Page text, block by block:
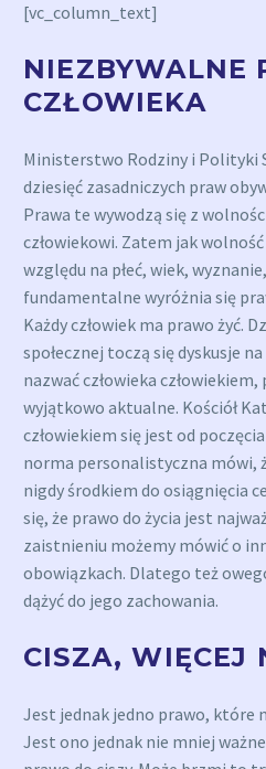
[vc_column_text]
NIEZBYWALNE
CZŁOWIEKA
Ministerstwo Rodziny i Polityki
dziesięć zasadniczych praw
Prawa te wywodzą się z
człowiekowi. Zatem jak
względu na płeć, wiek,
fundamentalne wyróżnia się
Każdy człowiek ma prawo żyć.
społecznej toczą się dyskusje
nazwać człowieka
wyjątkowo aktualne. Kościół
człowiekiem się jest od
norma personalistyczna mówi,
nigdy środkiem do osiągnięcia
się, że prawo do życia jest
zaistnieniu możemy mówić o
obowiązkach. Dlatego też
dążyć do jego zachowania.
CISZA, WIĘCEJ
Jest jednak jedno prawo, które
Jest ono jednak nie mniej